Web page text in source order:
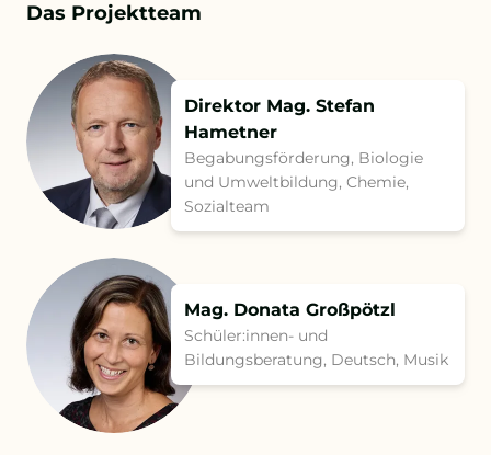
Das Projektteam
Direktor Mag. Stefan
Hametner
Begabungs­förderung, Biologie
und Umweltbildung, Chemie,
Sozialteam
Mag. Donata Großpötzl
Schüler:innen- und
Bildungsberatung, Deutsch, Musik